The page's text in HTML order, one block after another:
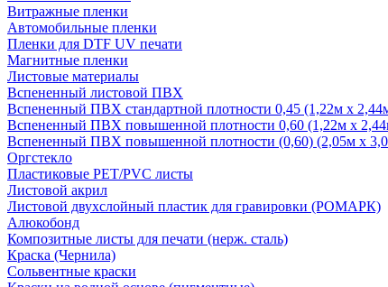
Витражные пленки
Автомобильные пленки
Пленки для DTF UV печати
Магнитные пленки
Листовые материалы
Вспененный листовой ПВХ
Вспененный ПВХ стандартной плотности 0,45 (1,22м х
Вспененный ПВХ повышенной плотности 0,60 (1,22м х
Вспененный ПВХ повышенной плотности (0,60) (2,05м х
Оргстекло
Пластиковые PET/PVC листы
Листовой акрил
Листовой двухслойный пластик для гравировки (РОМАРК)
Алюкобонд
Композитные листы для печати (нерж. сталь)
Краска (Чернила)
Сольвентные краски